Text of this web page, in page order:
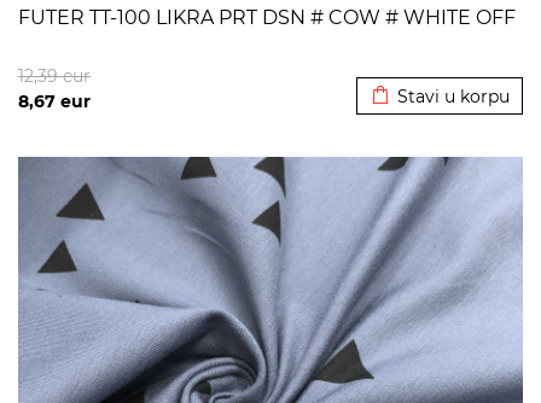
FUTER TT-100 LIKRA PRT DSN # COW # WHITE OFF
8,67 eur
12,39eur
Stavi u korpu